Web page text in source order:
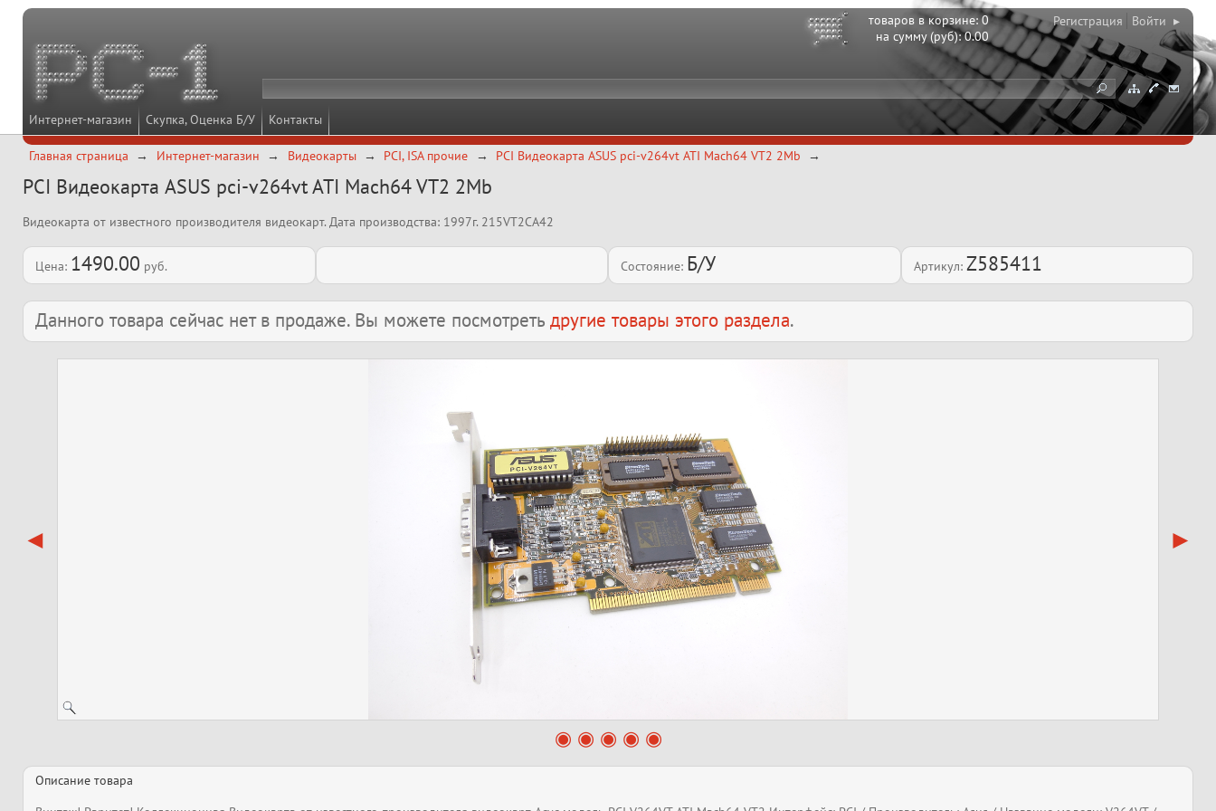
Интернет-магазин Скупка, Оценка Б/У Контакты
товаров в корзине:0
на сумму (руб):0.00
Регистрация Войти ▸
Главная страница Интернет-магазин Видеокарты PCI, ISA прочие PCI Видеокарта ASUS pci-v264vt ATI Mach64 VT2 2Mb
PCI Видеокарта ASUS pci-v264vt ATI Mach64 VT2 2Mb
Видеокарта от известного производителя видеокарт. Дата производства: 1997г. 215VT2CA42
Цена: 1490.00 руб. Состояние: Б/У Артикул: Z585411
Данного товара сейчас нет в продаже. Вы можете посмотреть другие товары этого раздела.
Описание товара